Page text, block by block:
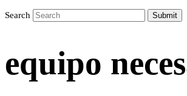
Search Submit
equipo